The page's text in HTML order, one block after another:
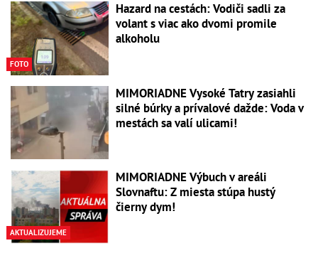
FOTO
Hazard na cestách: Vodiči sadli za
volant s viac ako dvomi promile
alkoholu
MIMORIADNE Vysoké Tatry zasiahli
silné búrky a prívalové dažde: Voda v
mestách sa valí ulicami!
AKTUALIZUJEME
MIMORIADNE Výbuch v areáli
Slovnaftu: Z miesta stúpa hustý
čierny dym!